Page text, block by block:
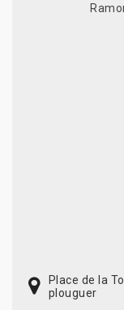
Place de la
plouguer